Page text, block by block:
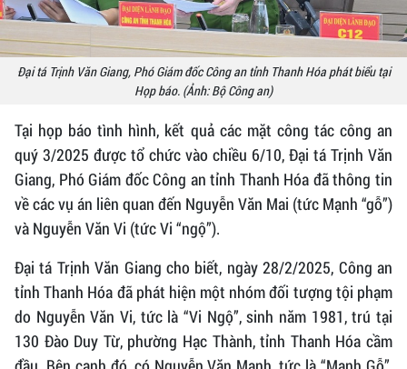
Đại tá Trịnh Văn Giang, Phó Giám đốc Công an tỉnh Thanh Hóa phát biểu tại
Họp báo. (Ảnh: Bộ Công an)
Tại họp báo tình hình, kết quả các mặt công tác công an
quý 3/2025 được tổ chức vào chiều 6/10, Đại tá Trịnh Văn
Giang, Phó Giám đốc Công an tỉnh Thanh Hóa đã thông tin
về các vụ án liên quan đến Nguyễn Văn Mai (tức Mạnh “gỗ”)
và Nguyễn Văn Vi (tức Vi “ngộ”).
Đại tá Trịnh Văn Giang cho biết, ngày 28/2/2025, Công an
tỉnh Thanh Hóa đã phát hiện một nhóm đối tượng tội phạm
do Nguyễn Văn Vi, tức là “Vi Ngộ”, sinh năm 1981, trú tại
130 Đào Duy Từ, phường Hạc Thành, tỉnh Thanh Hóa cầm